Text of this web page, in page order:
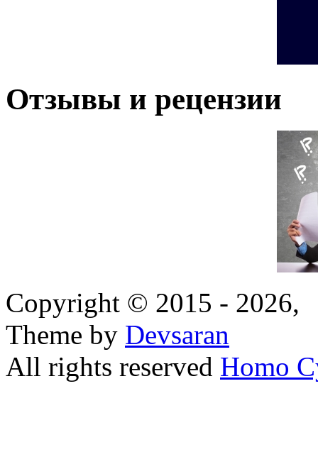
Отзывы и рецензии
Copyright © 2015 - 2026,
Theme by Devsaran
All rights reserved Homo